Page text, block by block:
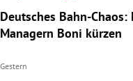
Deutsches Bahn-
Managern Boni kürzen
Gestern